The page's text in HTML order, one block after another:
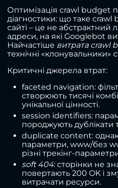
Оптимізація crawl budget
діагностики: що таке
сайті – це не абстрактний
адреси, на які Googlebot
Найчастіше витрата crawl
технічні «клонувальники»
Критичні джерела втрат:
faceted navigation:
створюють тисячі
унікальної цінності.
session identifiers:
породжують дублікати
duplicate content:
параметри, www/без
різні трекінг-
soft 404: сторінки не
повертають 200 OK і
витрачати ресурси.